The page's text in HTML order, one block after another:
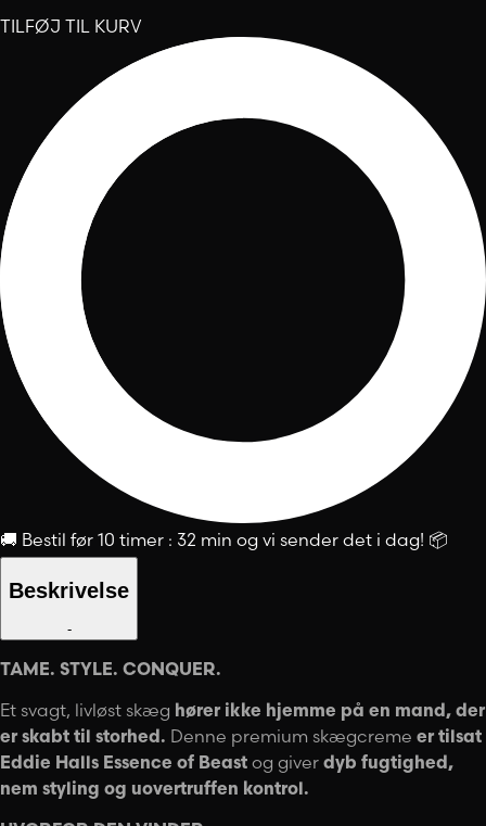
TILFØJ TIL KURV
🚚 Bestil før 10 timer : 32 min og vi sender det i dag! 📦
Beskrivelse
-
TAME. STYLE. CONQUER.
Et svagt, livløst skæg hører ikke hjemme på en mand, der
er skabt til storhed. Denne premium skægcreme er tilsat
Eddie Halls Essence of Beast og giver dyb fugtighed,
nem styling og uovertruffen kontrol.